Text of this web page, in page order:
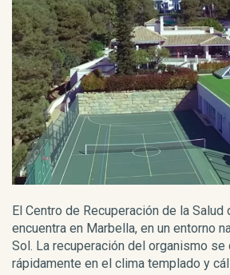
El Centro de Recuperación de la Salud
encuentra en Marbella, en un entorno
Sol. La recuperación del organismo se
rápidamente en el clima templado y